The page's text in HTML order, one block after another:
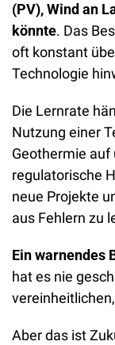
(PV), Wind an
könnte. Das
oft konstant
Technologie
Die Lernrate
Nutzung einer
Geothermie
regulatorische
neue Projekte
aus Fehlern zu
Einwarnendes
hat es nie
Aber das ist